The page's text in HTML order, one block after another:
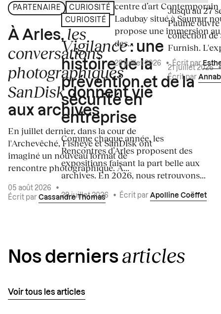
PARTENAIRE CURIOSITÉ
À Arles, les
conversations
photographiques
SanDiskdonnent vie
aux archives
En juillet dernier, dans la cour de
l'Archevêché, Fisheye et SanDisk ont
imaginé un nouveau format de
rencontre photographique. À...
05 août 2026
•
Écrit par Cassandre Thomas
CURIOSITÉ
Vigilance: une
histoire de la
prévention et de la
sécurité en
entreprise
Comme chaque année, les
Rencontres d’Arles proposent des
expositions faisant la part belle aux
archives. En 2026, nous retrouvons...
29 juillet 2026 • Écrit par Apolline Coëffet
centre d’art Contemporain
Ladubay situé à Saumur
propose une immersion
des...
28 juillet 2026 •Écrit par
Jusqu'au 27
Paume
collection de
Furnish.
21 juillet 2026
Écrit par
Nos derniers articles
Voir tous les articles